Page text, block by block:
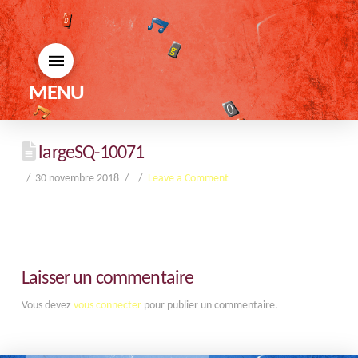
MENU
largeSQ-10071
30 novembre 2018 Leave a Comment
Laisser un commentaire
Vous devez vous connecterpour publier un commentaire.